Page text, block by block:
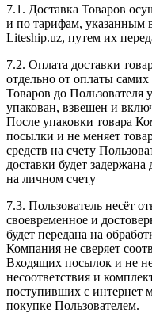
7.1. Доставка Товаров
и по тарифам, указанным
Liteship.uz, путем их
7.2. Оплата доставки
отдельно от оплаты
Товаров до Пользователя
упакован, взвешен и
После упаковки товара
посылки и не меняет
средств на счету
доставки будет
на личном счету
7.3. Пользователь несёт
своевременное и
будет передана на
Компания не сверяет
Входящих посылок и не
несоответствия и
поступивших с интернет
покупке Пользователем.